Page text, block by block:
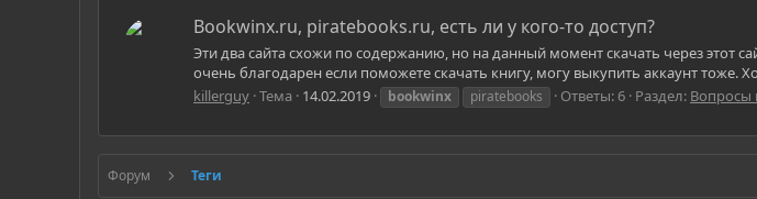
Bookwinx.ru, piratebooks.ru, есть ли у кого-то доступ?
Эти два сайта схожи по содержанию, но на данный момент скачать через этот
очень благодарен если поможете скачать книгу, могу выкупить аккаунт тоже.
killerguy Тема 14.02.2019 bookwinx piratebooks Ответы: 6 Раздел: Вопросы
Форум Теги